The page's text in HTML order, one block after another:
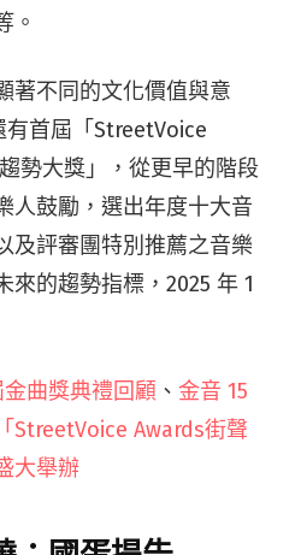
。
著不同的文化價值與意
首屆「StreetVoice
勢大獎」，從更早的階段
人鼓勵，選出年度十大音
及評審團特別推薦之音樂
來的趨勢指標，2025 年 1
金曲獎典禮回顧 、 金音 15
StreetVoice Awards街聲
大舉辦